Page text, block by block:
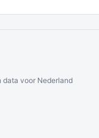
data voor Nederland